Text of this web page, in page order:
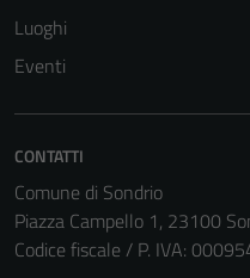
Luoghi
Eventi
CONTATTI
Comune di Sondrio
Piazza Campello 1, 23100
Codice fiscale / P. IVA: